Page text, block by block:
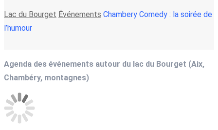
Lac du Bourget Événements Chambery Comedy : la soirée de
l’humour
Agenda des événements autour du lac du Bourget (Aix,
Chambéry, montagnes)